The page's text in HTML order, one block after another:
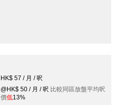
HK$ 57 / 月 / 呎
@HK$ 50 / 月 / 呎 比較同區放盤平均呎
價低13%